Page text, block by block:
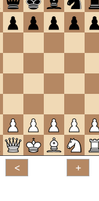
te
openen.